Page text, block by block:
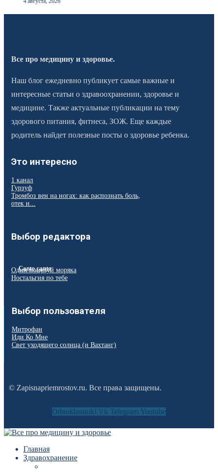
Все про медицину и здоровье.
Наш блог ежедневно публикует самые важные и
интересные статьи о здравоохранении, здоровье и
медицине. Также актуальные публикации на тему
здорового питания, фитнеса, ЗОЖ. Еще каждые
родитель найдет полезные посты о здоровье ребенка.
Это интересно
1 канал
Гурзуф
Тромбоз вен на ногах: как распознать боль,
отек и...
Выбор редактора
Canto canto
Один поцелуй моряка
Ностальгия по тебе
Выбор пользователя
Митрофан
Иди Ко Мне
Свет уходящего солнца (и Вахтанг)
© Zapisnapriemrostov.ru. Все права защищены.
Odnoklassniki Vk Telegram Youtube
Главная
Здравохранение